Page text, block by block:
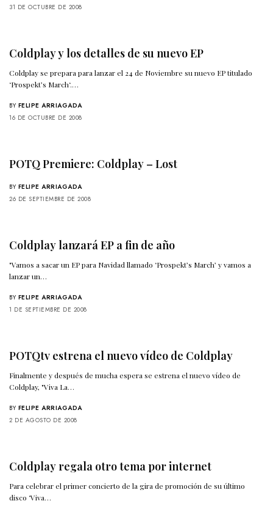
31 DE OCTUBRE DE 2008
Coldplay y los detalles de su nuevo EP
Coldplay se prepara para lanzar el 24 de Noviembre su nuevo EP titulado
‘Prospekt’s March‘.…
BY FELIPE ARRIAGADA
16 DE OCTUBRE DE 2008
POTQ Premiere: Coldplay – Lost
BY FELIPE ARRIAGADA
26 DE SEPTIEMBRE DE 2008
Coldplay lanzará EP a fin de año
"Vamos a sacar un EP para Navidad llamado ‘Prospekt’s March’ y vamos a
lanzar un…
BY FELIPE ARRIAGADA
1 DE SEPTIEMBRE DE 2008
POTQtv estrena el nuevo vídeo de Coldplay
Finalmente y después de mucha espera se estrena el nuevo vídeo de
Coldplay, "Viva La…
BY FELIPE ARRIAGADA
2 DE AGOSTO DE 2008
Coldplay regala otro tema por internet
Para celebrar el primer concierto de la gira de promoción de su último
disco ‘Viva…